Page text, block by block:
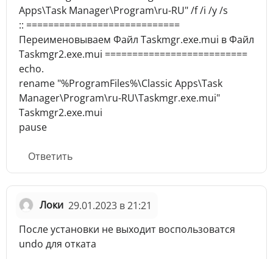
Apps\Task Manager\Program\ru-RU" /f /i /y /s
:: ============================
Переименовываем Файл Taskmgr.exe.mui в Файл
Taskmgr2.exe.mui ==========================
echo.
rename "%ProgramFiles%\Classic Apps\Task
Manager\Program\ru-RU\Taskmgr.exe.mui"
Taskmgr2.exe.mui
pause
Ответить
Локи 29.01.2023 в 21:21
После установки не выходит воспользоватся
undo для отката